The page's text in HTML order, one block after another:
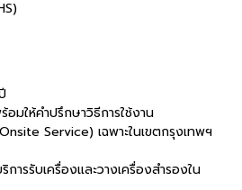
มให้คำปรึกษาวิธีการใช้งาน
Service) เฉพาะในเขตกรุงเทพฯ
ารรับเครื่องและวางเครื่องสำรองใน